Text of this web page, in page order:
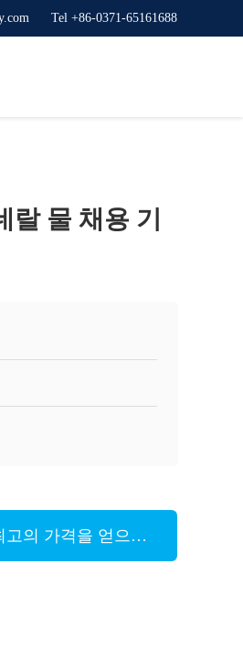
Tel +86-0371-65161688
랄 물 채용 기
고의 가격을 얻으십시오